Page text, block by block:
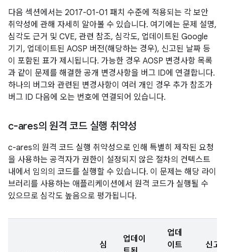
다음 섹션에서는 2017-01-01 패치 수준에 적용되는 각 보안
취약성에 관해 자세히 알아볼 수 있습니다. 여기에는 문제 설명,
심각도 근거 및 CVE, 관련 참조, 심각도, 업데이트된 Google
기기, 업데이트된 AOSP 버전(해당하는 경우), 신고된 날짜 등
이 포함된 표가 제시됩니다. 가능한 경우 AOSP 변경사항 목록
과 같이 문제를 해결한 공개 변경사항을 버그 ID에 연결합니다.
하나의 버그와 관련된 변경사항이 여러 개인 경우 추가 참조가
버그 ID 다음에 오는 번호에 연결되어 있습니다.
c-ares의 원격 코드 실행 취약성
c-ares의 원격 코드 실행 취약성으로 인해 특별히 제작된 요청
을 사용하는 공격자가 권한이 설정되지 않은 절차의 컨텍스트
내에서 임의의 코드를 실행할 수 있습니다. 이 문제는 해당 라이
브러리를 사용하는 애플리케이션에서 원격 코드가 실행될 수
있으므로 심각도 높음으로 평가됩니다.
심
업데이
업데
이트
신고